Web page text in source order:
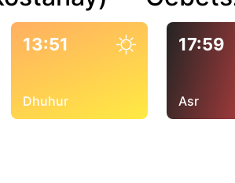
13:51
Dhuhur
17:59
Asr